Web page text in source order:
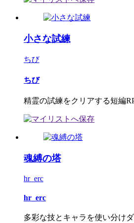
小さな試練
ちび
ちび
精霊の試練をクリアする短編
魂縛の塔
hr_erc
hr_erc
多彩な技とキャラを使い分け